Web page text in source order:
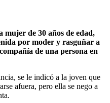
de 30 años de edad,
por moder y rasguñar a
de una persona en
se le indicó a la joven que
afuera, pero ella se nego a